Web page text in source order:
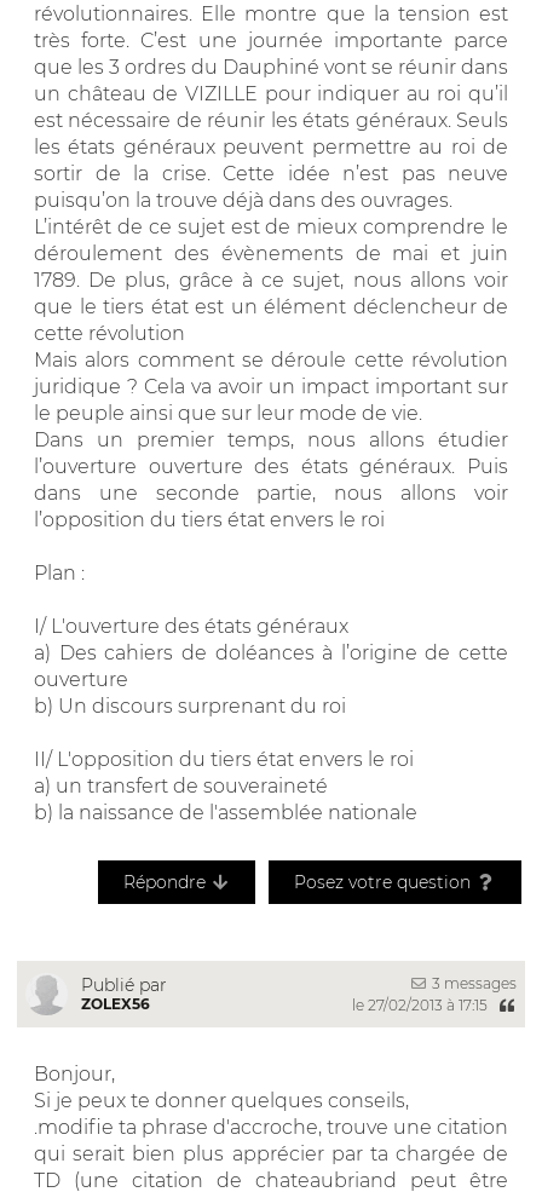
révolutionnaires. Elle montre que la tension est
très forte. C’est une journée importante parce
que les 3 ordres du Dauphiné vont se réunir dans
un château de VIZILLE pour indiquer au roi qu’il
est nécessaire de réunir les états généraux. Seuls
les états généraux peuvent permettre au roi de
sortir de la crise. Cette idée n’est pas neuve
puisqu’on la trouve déjà dans des ouvrages.
L’intérêt de ce sujet est de mieux comprendre le
déroulement des évènements de mai et juin
1789. De plus, grâce à ce sujet, nous allons voir
que le tiers état est un élément déclencheur de
cette révolution
Mais alors comment se déroule cette révolution
juridique ? Cela va avoir un impact important sur
le peuple ainsi que sur leur mode de vie.
Dans un premier temps, nous allons étudier
l’ouverture ouverture des états généraux. Puis
dans une seconde partie, nous allons voir
l’opposition du tiers état envers le roi
Plan :
I/ L'ouverture des états généraux
a) Des cahiers de doléances à l’origine de cette
ouverture
b) Un discours surprenant du roi
II/ L'opposition du tiers état envers le roi
a) un transfert de souveraineté
b) la naissance de l'assemblée nationale
Répondre Posez votre question
Publié par
ZOLEX56
3 messages
le 27/02/2013 à 17:15
Bonjour,
Si je peux te donner quelques conseils,
.modifie ta phrase d'accroche, trouve une citation
qui serait bien plus apprécier par ta chargée de
TD (une citation de chateaubriand peut être